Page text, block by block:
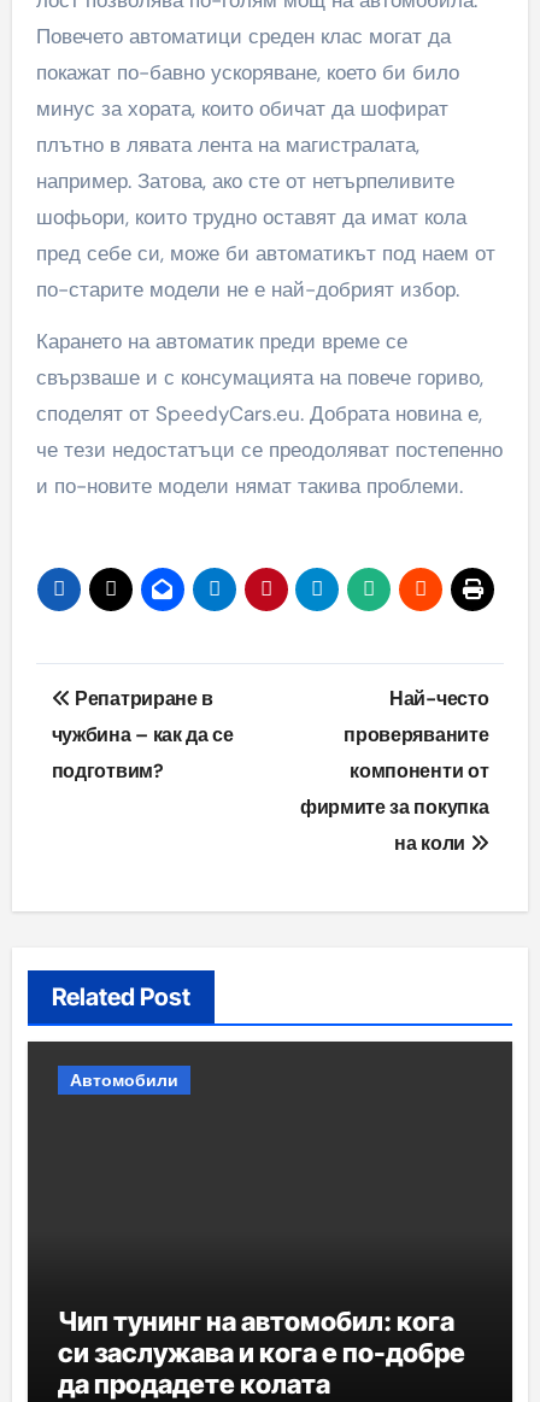
Повечето автоматици среден клас могат да
покажат по-бавно ускоряване, което би било
минус за хората, които обичат да шофират
плътно в лявата лента на магистралата,
например. Затова, ако сте от нетърпеливите
шофьори, които трудно оставят да имат кола
пред себе си, може би автоматикът под наем от
по-старите модели не е най-добрият избор.
Карането на автоматик преди време се
свързваше и с консумацията на повече гориво,
споделят от SpeedyCars.eu. Добрата новина е,
че тези недостатъци се преодоляват постепенно
и по-новите модели нямат такива проблеми.
Навигация
Репатриране в
чужбина – как да се
подготвим?
Най-често
проверяваните
компоненти от
фирмите за покупка
на коли
Related Post
Автомобили
Чип тунинг на автомобил: кога
си заслужава и кога е по-добре
да продадете колата